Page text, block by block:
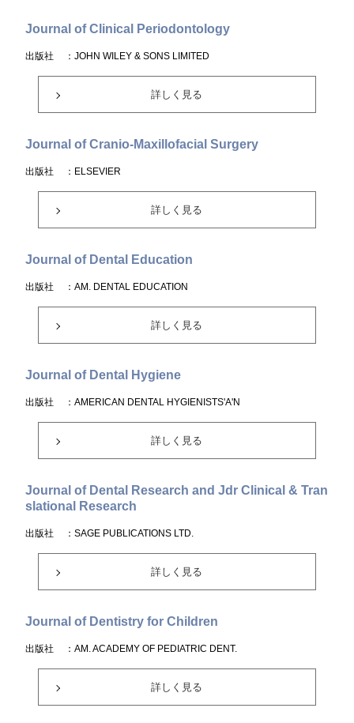
Journal of Clinical Periodontology
出版社 ：JOHN WILEY & SONS LIMITED
詳しく見る
Journal of Cranio-Maxillofacial Surgery
出版社 ：ELSEVIER
詳しく見る
Journal of Dental Education
出版社 ：AM. DENTAL EDUCATION
詳しく見る
Journal of Dental Hygiene
出版社 ：AMERICAN DENTAL HYGIENISTS'A'N
詳しく見る
Journal of Dental Research and Jdr Clinical & Tran
slational Research
出版社 ：SAGE PUBLICATIONS LTD.
詳しく見る
Journal of Dentistry for Children
出版社 ：AM. ACADEMY OF PEDIATRIC DENT.
詳しく見る